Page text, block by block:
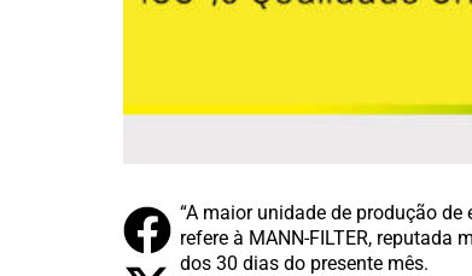
“A maior unidade de produção
refere à MANN-FILTER, reputada
dos 30 dias do presente mês.